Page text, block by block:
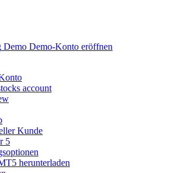
Demo Demo-Konto eröffnen
account
Kunde
5
herunterladen